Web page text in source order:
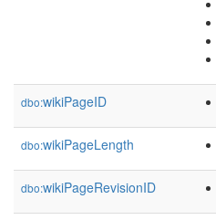
dbo:wikiPageID
dbo:wikiPageLength
dbo:wikiPageRevisionID